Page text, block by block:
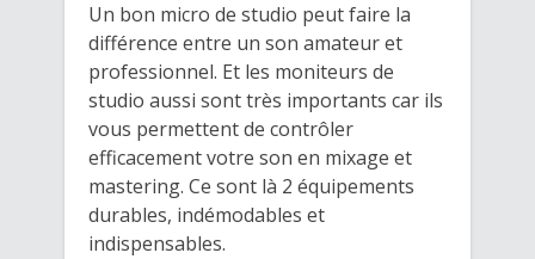
Un bon micro de studio peut faire la
différence entre un son amateur et
professionnel. Et les moniteurs de
studio aussi sont très importants car ils
vous permettent de contrôler
efficacement votre son en mixage et
mastering. Ce sont là 2 équipements
durables, indémodables et
indispensables.